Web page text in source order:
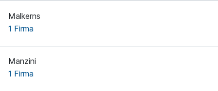
Malkerns
1 Firma
Manzini
1 Firma